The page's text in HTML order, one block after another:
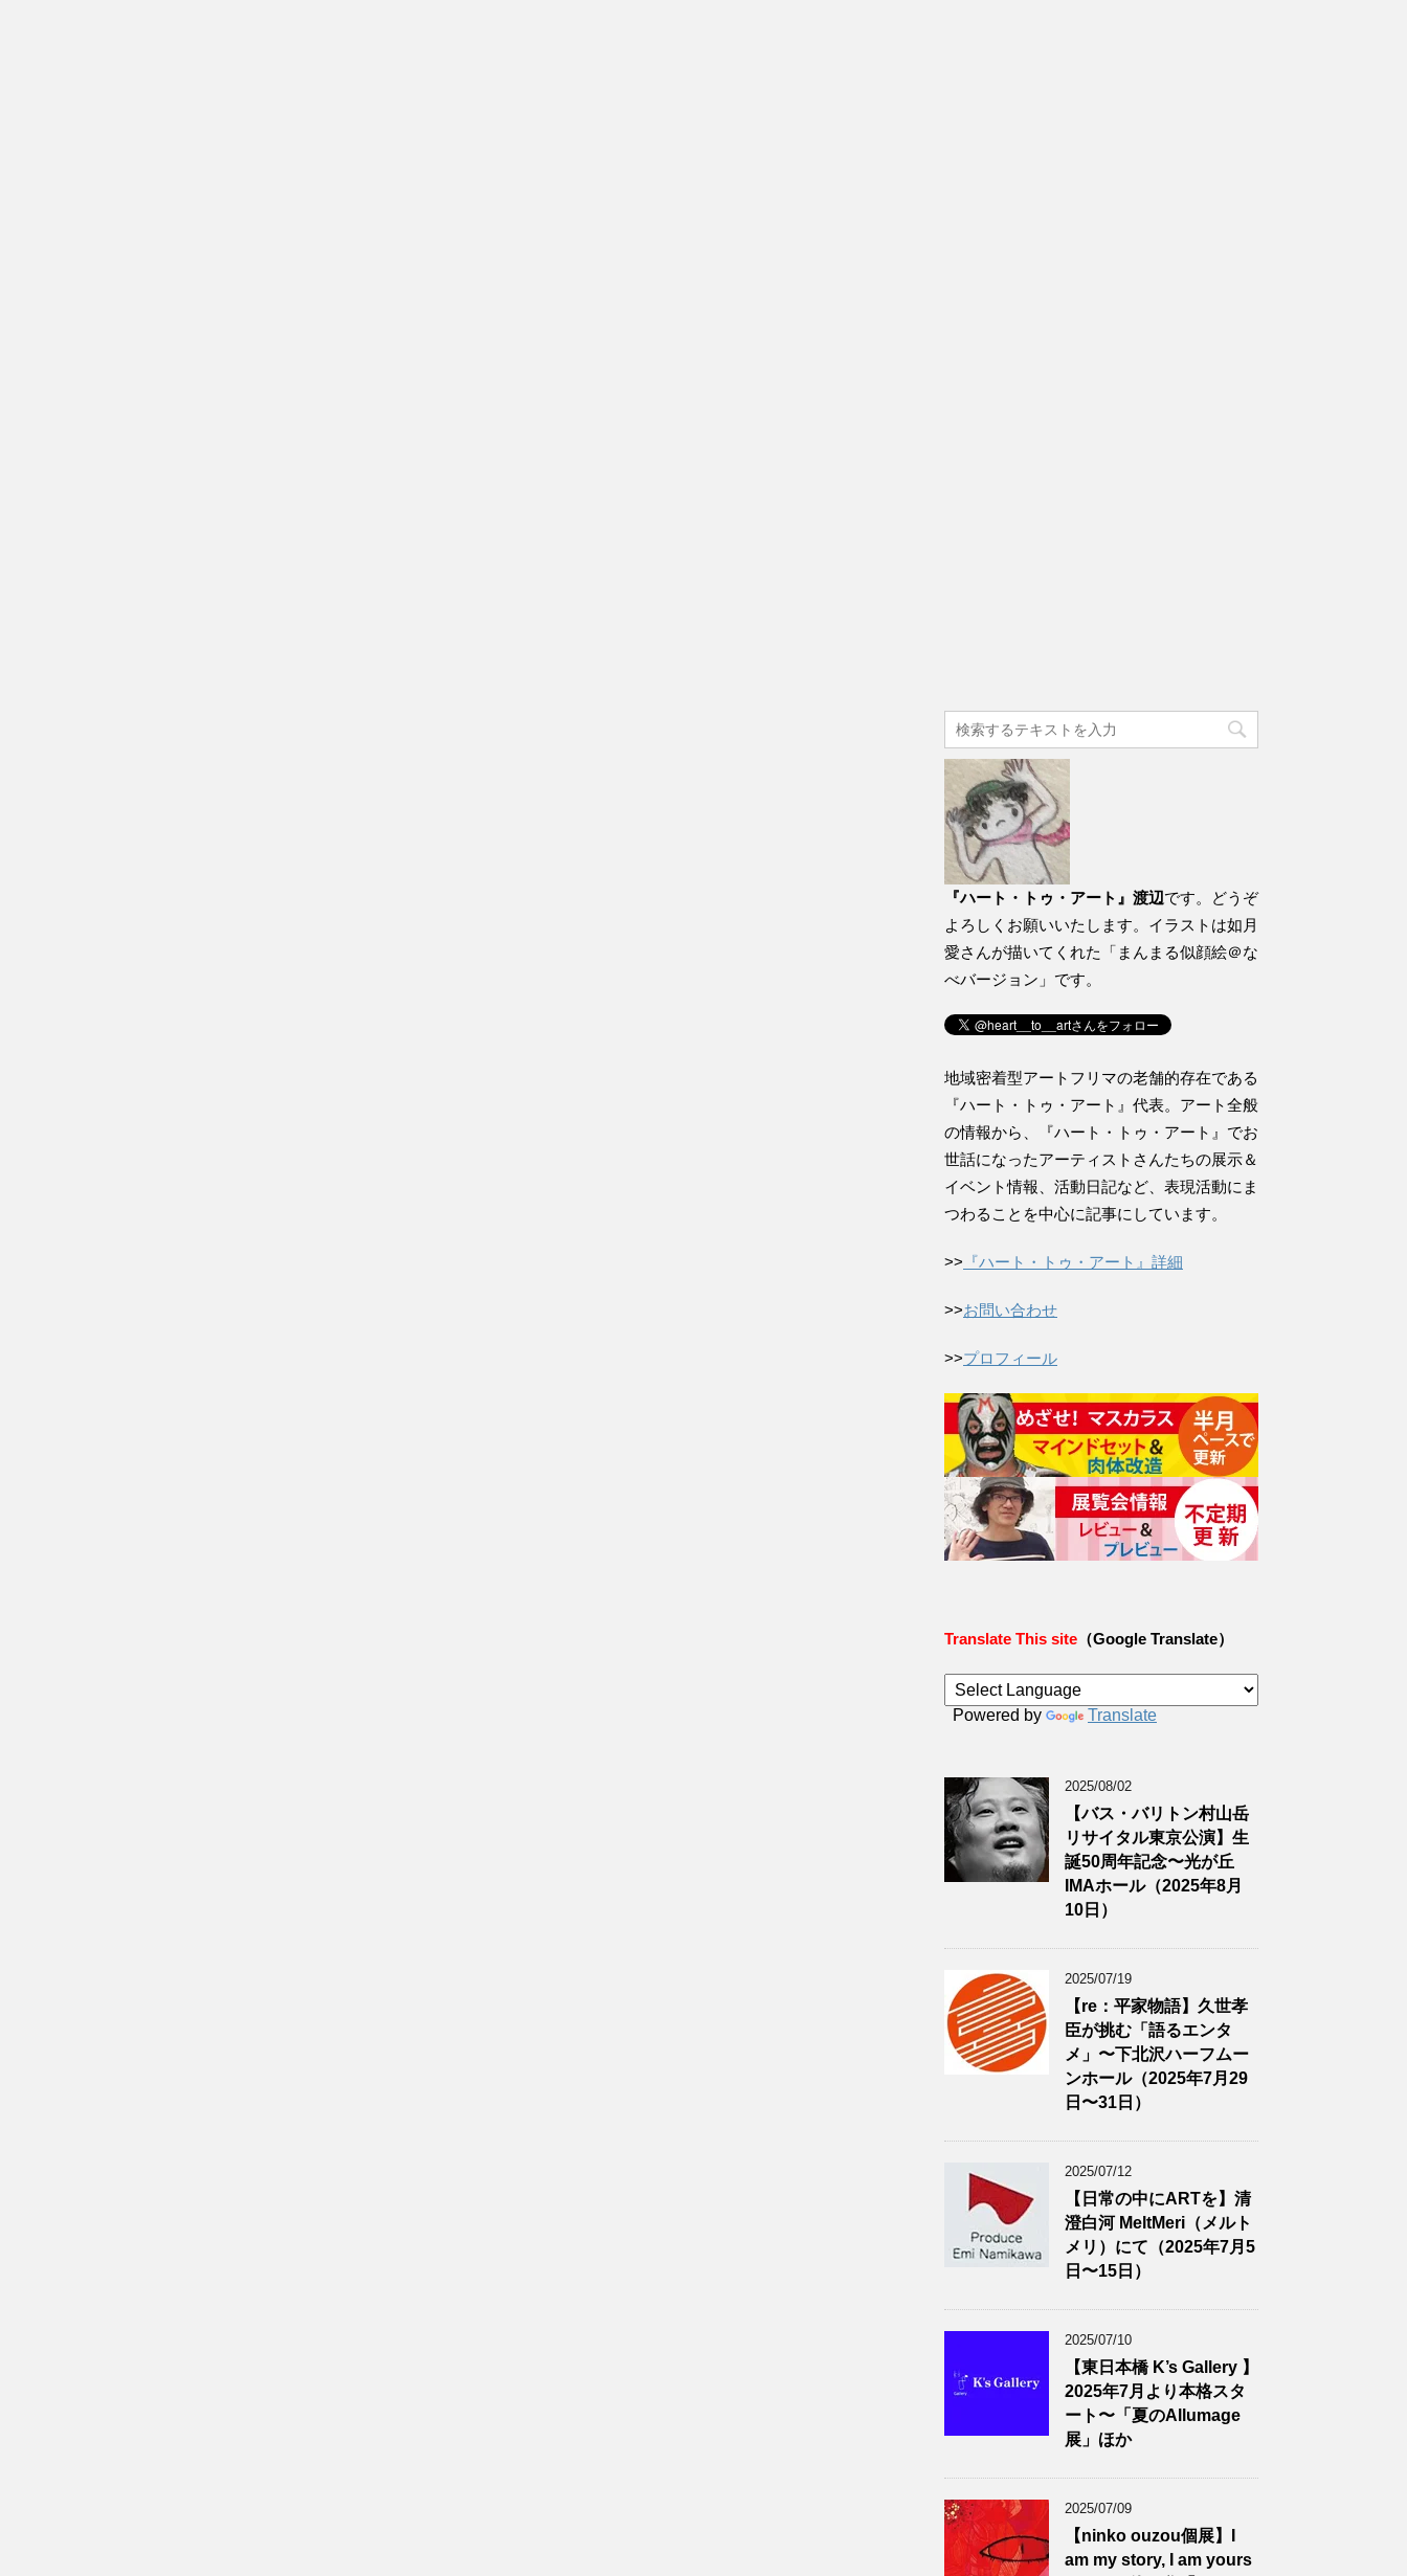
『ハート・トゥ・アート』渡辺です。どうぞ
よろしくお願いいたします。イラストは如月
愛さんが描いてくれた「まんまる似顔絵＠な
べバージョン」です。
地域密着型アートフリマの老舗的存在である
『ハート・トゥ・アート』代表。アート全般
の情報から、『ハート・トゥ・アート』でお
世話になったアーティストさんたちの展示＆
イベント情報、活動日記など、表現活動にま
つわることを中心に記事にしています。
>> 『ハート・トゥ・アート』詳細
>>お問い合わせ
>>プロフィール
Translate This site （Google Translate）
Powered by Translate
2025/08/02
【バス・バリトン村山岳
リサイタル東京公演】生
誕50周年記念〜光が丘
IMAホール（2025年8月
10日）
2025/07/19
【re：平家物語】久世孝
臣が挑む「語るエンタ
メ」〜下北沢ハーフムー
ンホール（2025年7月29
日〜31日）
2025/07/12
【日常の中にARTを】清
澄白河 MeltMeri（メルト
メリ）にて（2025年7月5
日〜15日）
2025/07/10
【東日本橋 K’s Gallery 】
2025年7月より本格スタ
ート〜「夏のAllumage
展」ほか
2025/07/09
【ninko ouzou個展】I
am my story, I am yours